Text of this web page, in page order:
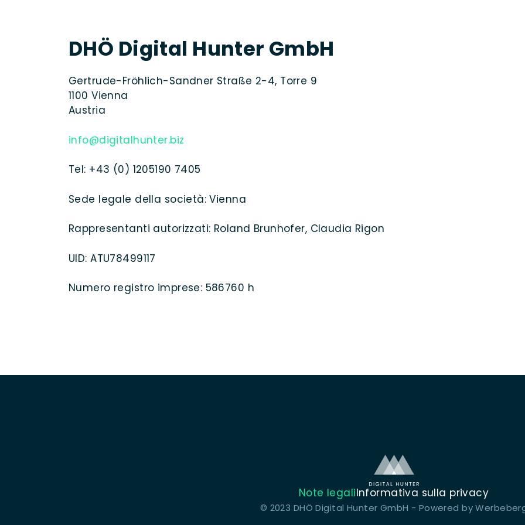
DHÖ Digital Hunter GmbH
Gertrude-Fröhlich-Sandner Straße 2-4, Torre 9
1100 Vienna
Austria
info@digitalhunter.biz
Tel: +43 (0) 1205190 7405
Sede legale della società: Vienna
Rappresentanti autorizzati: Roland Brunhofer, Claudia Rigon
UID: ATU78499117
Numero registro imprese: 586760 h
Note legaliInformativa sulla privacy
© 2023 DHÖ Digital Hunter GmbH - Powered by